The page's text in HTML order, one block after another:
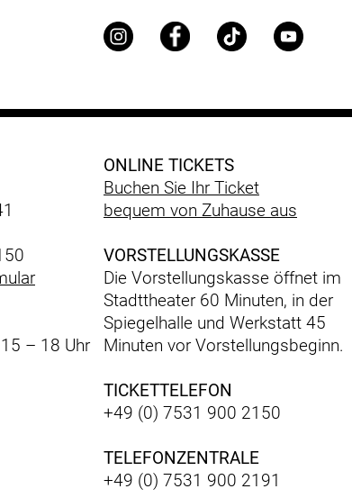
– 18 Uhr
ONLINE TICKETS
Buchen Sie Ihr Ticket
bequem von Zuhause aus
VORSTELLUNGSKASSE
Die Vorstellungskasse öffnet im
Stadttheater 60 Minuten, in der
Spiegelhalle und Werkstatt 45
Minuten vor Vorstellungsbeginn.
TICKETTELEFON
+49 (0) 7531 900 2150
TELEFONZENTRALE
+49 (0) 7531 900 2191